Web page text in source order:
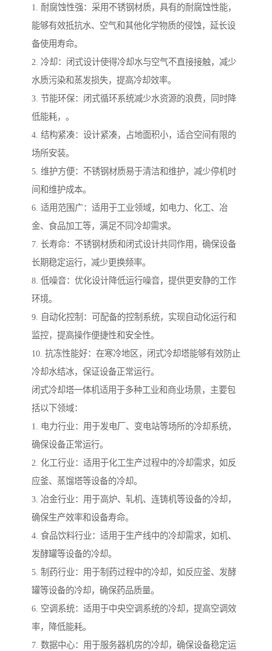
1. 耐腐蚀性强：采用不锈钢材质，具有的耐腐蚀性能，
能够有效抵抗水、空气和其他化学物质的侵蚀，延长设
备使用寿命。
2. 冷却：闭式设计使得冷却水与空气不直接接触，减少
水质污染和蒸发损失，提高冷却效率。
3. 节能环保：闭式循环系统减少水资源的浪费，同时降
低能耗，。
4. 结构紧凑：设计紧凑，占地面积小，适合空间有限的
场所安装。
5. 维护方便：不锈钢材质易于清洁和维护，减少停机时
间和维护成本。
6. 适用范围广：适用于工业领域，如电力、化工、冶
金、食品加工等，满足不同冷却需求。
7. 长寿命：不锈钢材质和闭式设计共同作用，确保设备
长期稳定运行，减少更换频率。
8. 低噪音：优化设计降低运行噪音，提供更安静的工作
环境。
9. 自动化控制：可配备的控制系统，实现自动化运行和
监控，提高操作便捷性和安全性。
10. 抗冻性能好：在寒冷地区，闭式冷却塔能够有效防止
冷却水结冰，保证设备正常运行。
闭式冷却塔一体机适用于多种工业和商业场景，主要包
括以下领域：
1. 电力行业：用于发电厂、变电站等场所的冷却系统，
确保设备正常运行。
2. 化工行业：适用于化工生产过程中的冷却需求，如反
应釜、蒸馏塔等设备的冷却。
3. 冶金行业：用于高炉、轧机、连铸机等设备的冷却，
确保生产效率和设备寿命。
4. 食品饮料行业：适用于生产线中的冷却需求，如机、
发酵罐等设备的冷却。
5. 制药行业：用于制药过程中的冷却，如反应釜、发酵
罐等设备的冷却，确保药品质量。
6. 空调系统：适用于中央空调系统的冷却，提高空调效
率，降低能耗。
7. 数据中心：用于服务器机房的冷却，确保设备稳定运